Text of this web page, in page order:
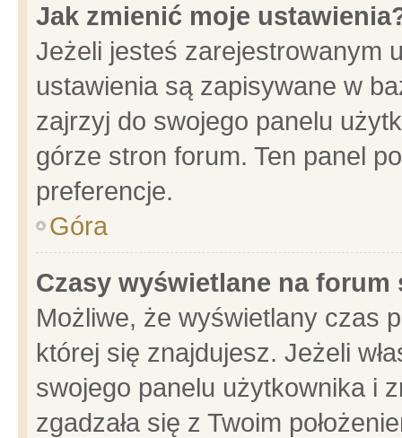
Jak zmienić moje
Jeżeli jesteś zarejestrowanym
ustawienia są zapisywane w
zajrzyj do swojego panelu
górze stron forum. Ten panel
preferencje.
Góra
Czasy wyświetlane na forum
Możliwe, że wyświetlany czas
której się znajdujesz. Jeżeli
swojego panelu użytkownika i
zgadzała się z Twoim